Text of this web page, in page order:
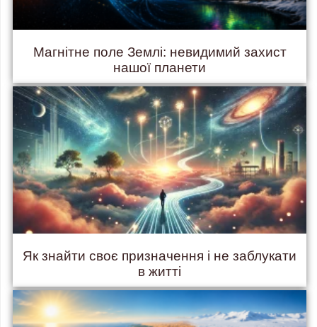
Магнітне поле Землі: невидимий захист
нашої планети
Як знайти своє призначення і не заблукати
в житті